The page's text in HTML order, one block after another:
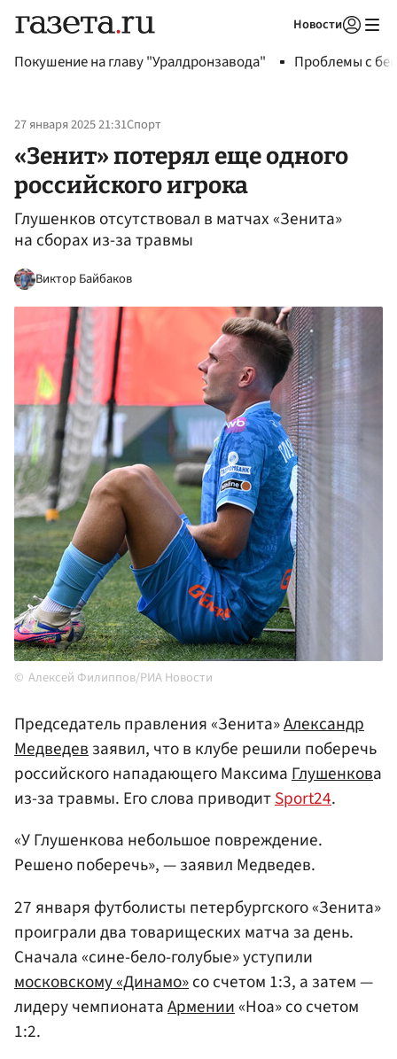
Новости
Покушение на главу "Уралдронзавода" Проблемы с
27 января 2025 21:31Спорт
«Зенит» потерял еще одного
российского игрока
Глушенков отсутствовал в матчах «Зенита»
на сборах из-за травмы
Виктор Байбаков
Алексей Филиппов/РИА Новости
Председатель правления «Зенита»Александр
Медведевзаявил, что в клубе решили поберечь
российского нападающего МаксимаГлушенкова
из-за травмы. Его слова приводитSport24.
«У Глушенкова небольшое повреждение.
Решено поберечь», — заявил Медведев.
27 января футболисты петербургского «Зенита»
проиграли два товарищеских матча за день.
Сначала «сине-бело-голубые» уступили
московскому «Динамо»со счетом 1:3, а затем —
лидеру чемпионатаАрмении«Ноа» со счетом
1:2.